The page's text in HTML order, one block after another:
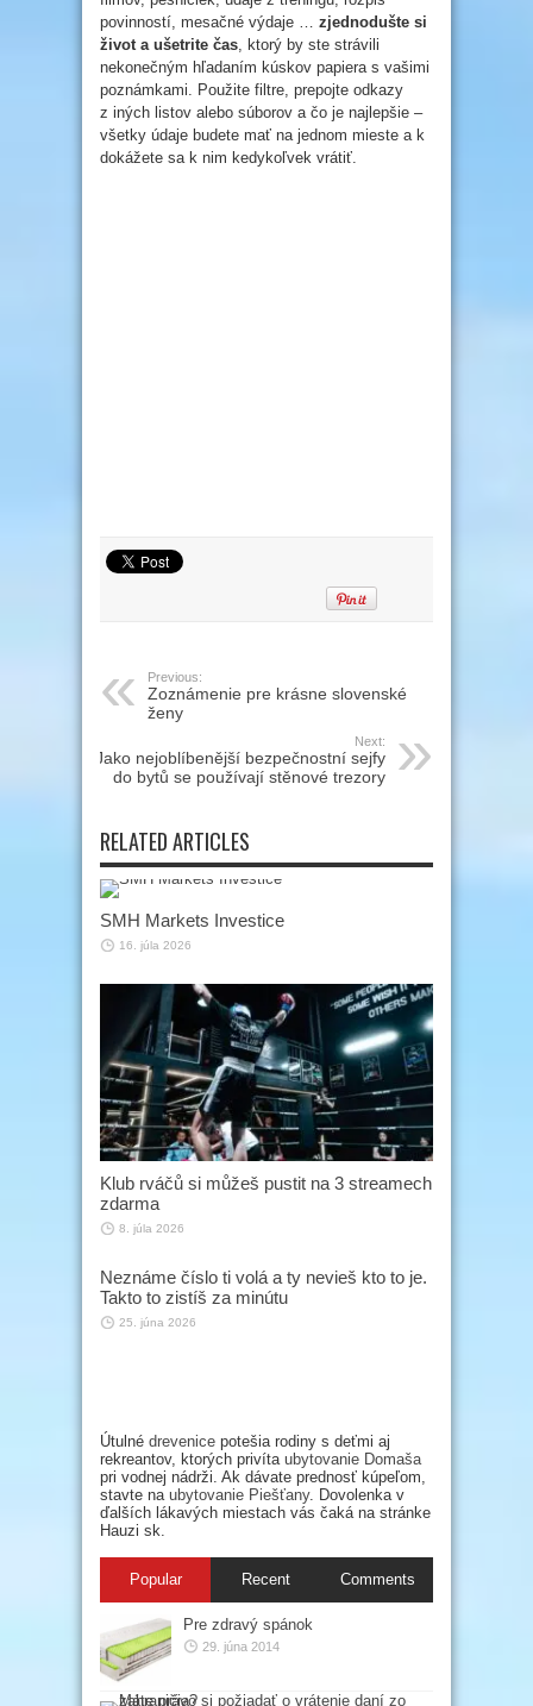
povinností, mesačné výdaje … zjednodušte si
život a ušetrite čas, ktorý by ste strávili
nekonečným hľadaním kúskov papiera s vašimi
poznámkami. Použite filtre, prepojte odkazy
z iných listov alebo súborov a čo je najlepšie –
všetky údaje budete mať na jednom mieste a k
dokážete sa k nim kedykoľvek vrátiť.
Previous:
Zoznámenie pre krásne slovenské
ženy
Next:
Jako nejoblíbenější bezpečnostní sejfy
do bytů se používají stěnové trezory
RELATED ARTICLES
SMH Markets Investice
16. júla 2026
Klub rváčů si můžeš pustit na 3 streamech
zdarma
8. júla 2026
Neznáme číslo ti volá a ty nevieš kto to je.
Takto to zistíš za minútu
25. júna 2026
Útulné drevenice potešia rodiny s deťmi aj
rekreantov, ktorých privíta ubytovanie Domaša
pri vodnej nádrži. Ak dávate prednosť kúpeľom,
stavte na ubytovanie Piešťany. Dovolenka v
ďalších lákavých miestach vás čaká na stránke
Hauzi sk.
Popular Recent Comments
Pre zdravý spánok
29. júna 2014